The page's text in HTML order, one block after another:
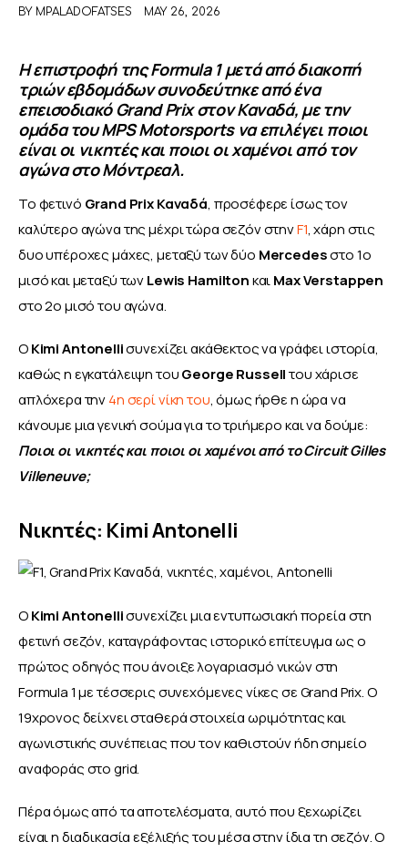
MEET THE TEAM
BY MPALADOFATSES MAY 26, 2026
Η επιστροφή της Formula 1 μετά από διακοπή
τριών εβδομάδων συνοδεύτηκε από ένα
επεισοδιακό Grand Prix στον Καναδά, με την
ομάδα του MPS Motorsports να επιλέγει ποιοι
είναι οι νικητές και ποιοι οι χαμένοι από τον
αγώνα στο Μόντρεαλ.
Το φετινό Grand Prix Καναδά, προσέφερε ίσως τον
καλύτερο αγώνα της μέχρι τώρα σεζόν στην F1, χάρη στις
δυο υπέροχες μάχες, μεταξύ των δύο Mercedes στο 1ο
μισό και μεταξύ των Lewis Hamilton και Max Verstappen
στο 2ο μισό του αγώνα.
Ο Kimi Antonelli συνεχίζει ακάθεκτος να γράφει ιστορία,
καθώς η εγκατάλειψη του George Russell του χάρισε
απλόχερα την 4η σερί νίκη του, όμως ήρθε η ώρα να
κάνουμε μια γενική σούμα για το τριήμερο και να δούμε:
Ποιοι οι νικητές και ποιοι οι χαμένοι από το Circuit Gilles
Villeneuve;
Νικητές: Kimi Antonelli
Ο Kimi Antonelli συνεχίζει μια εντυπωσιακή πορεία στη
φετινή σεζόν, καταγράφοντας ιστορικό επίτευγμα ως ο
πρώτος οδηγός που άνοιξε λογαριασμό νικών στη
Formula 1 με τέσσερις συνεχόμενες νίκες σε Grand Prix. Ο
19χρονος δείχνει σταθερά στοιχεία ωριμότητας και
αγωνιστικής συνέπειας που τον καθιστούν ήδη σημείο
αναφοράς στο grid.
Πέρα όμως από τα αποτελέσματα, αυτό που ξεχωρίζει
είναι η διαδικασία εξέλιξής του μέσα στην ίδια τη σεζόν. Ο